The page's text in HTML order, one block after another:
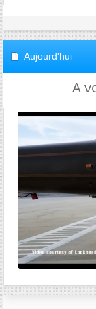
Aujourd'hui
A